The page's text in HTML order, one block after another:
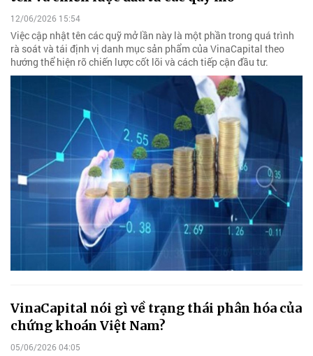
12/06/2026 15:54
Việc cập nhật tên các quỹ mở lần này là một phần trong quá trình
rà soát và tái định vị danh mục sản phẩm của VinaCapital theo
hướng thể hiện rõ chiến lược cốt lõi và cách tiếp cận đầu tư.
VinaCapital nói gì về trạng thái phân hóa của
chứng khoán Việt Nam?
05/06/2026 04:05